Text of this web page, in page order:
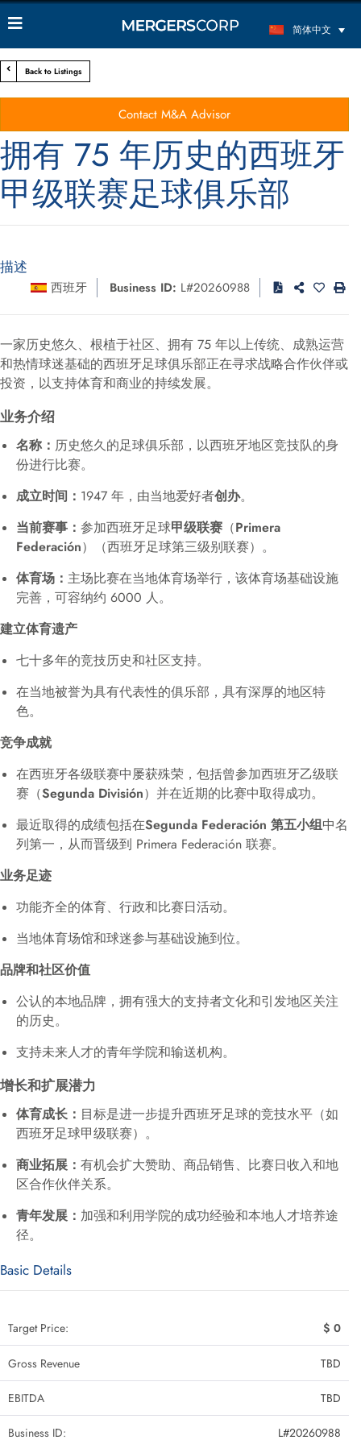
简体中文
Back to Listings
Contact M&A Advisor
拥有 75 年历史的西班牙
甲级联赛足球俱乐部
描述
西班牙 Business ID: L#20260988
一家历史悠久、根植于社区、拥有 75 年以上传统、成熟运营
和热情球迷基础的西班牙足球俱乐部正在寻求战略合作伙伴或
投资，以支持体育和商业的持续发展。
业务介绍
名称： 历史悠久的足球俱乐部，以西班牙地区竞技队的身
份进行比赛。
成立时间： 1947 年，由当地爱好者创办。
当前赛事： 参加西班牙足球甲级联赛 （Primera
Federación）（西班牙足球第三级别联赛）。
体育场： 主场比赛在当地体育场举行，该体育场基础设施
完善，可容纳约 6000 人。
建立体育遗产
七十多年的竞技历史和社区支持。
在当地被誉为具有代表性的俱乐部，具有深厚的地区特
色。
竞争成就
在西班牙各级联赛中屡获殊荣，包括曾参加西班牙乙级联
赛（Segunda División）并在近期的比赛中取得成功。
最近取得的成绩包括在Segunda Federación 第五小组中名
列第一，从而晋级到 Primera Federación 联赛。
业务足迹
功能齐全的体育、行政和比赛日活动。
当地体育场馆和球迷参与基础设施到位。
品牌和社区价值
公认的本地品牌，拥有强大的支持者文化和引发地区关注
的历史。
支持未来人才的青年学院和输送机构。
增长和扩展潜力
体育成长： 目标是进一步提升西班牙足球的竞技水平（如
西班牙足球甲级联赛）。
商业拓展： 有机会扩大赞助、商品销售、比赛日收入和地
区合作伙伴关系。
青年发展： 加强和利用学院的成功经验和本地人才培养途
径。
Basic Details
Target Price: $ 0
Gross Revenue TBD
EBITDA TBD
Business ID: L#20260988